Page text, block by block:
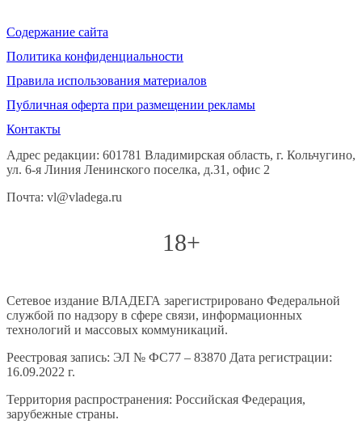
Содержание сайта
Политика конфиденциальности
Правила использования материалов
Публичная оферта при размещении рекламы
Контакты
Адрес редакции: 601781 Владимирская область, г. Кольчугино,
ул. 6-я Линия Ленинского поселка, д.31, офис 2
Почта: vl@vladega.ru
18+
Сетевое издание ВЛАДЕГА зарегистрировано Федеральной
службой по надзору в сфере связи, информационных
технологий и массовых коммуникаций.
Реестровая запись: ЭЛ № ФС77 – 83870 Дата регистрации:
16.09.2022 г.
Территория распространения: Российская Федерация,
зарубежные страны.